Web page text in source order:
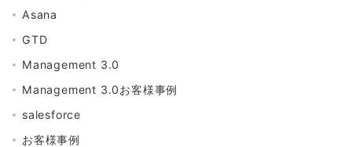
Asana
GTD
Management 3.0
Management 3.0お客様事例
salesforce
お客様事例